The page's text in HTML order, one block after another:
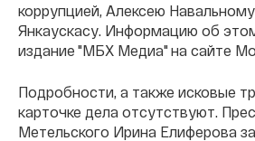
коррупцией, Алексею
Янкаускасу. Информацию об
издание "МБХ Медиа" на сайте
Подробности, а также исковые
карточке дела отсутствуют.
Метельского Ирина Елиферова